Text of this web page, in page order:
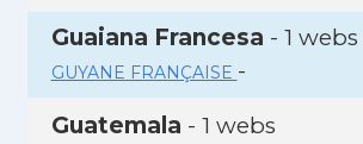
Guaiana Francesa - 1 webs
GUYANE FRANÇAISE -
Guatemala - 1 webs